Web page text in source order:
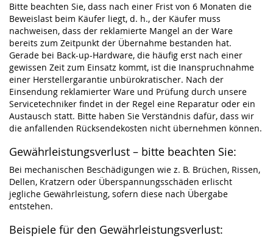
Bitte beachten Sie, dass nach einer Frist von 6 Monaten die
Beweislast beim Käufer liegt, d. h., der Käufer muss
nachweisen, dass der reklamierte Mangel an der Ware
bereits zum Zeitpunkt der Übernahme bestanden hat.
Gerade bei Back-up-Hardware, die häufig erst nach einer
gewissen Zeit zum Einsatz kommt, ist die Inanspruchnahme
einer Herstellergarantie unbürokratischer. Nach der
Einsendung reklamierter Ware und Prüfung durch unsere
Servicetechniker findet in der Regel eine Reparatur oder ein
Austausch statt. Bitte haben Sie Verständnis dafür, dass wir
die anfallenden Rücksendekosten nicht übernehmen können.
Gewährleistungsverlust – bitte beachten Sie:
Bei mechanischen Beschädigungen wie z. B. Brüchen, Rissen,
Dellen, Kratzern oder Überspannungsschäden erlischt
jegliche Gewährleistung, sofern diese nach Übergabe
entstehen.
Beispiele für den Gewährleistungsverlust: